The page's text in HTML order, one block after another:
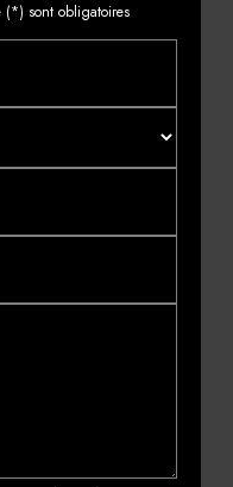
(*) sont obligatoires